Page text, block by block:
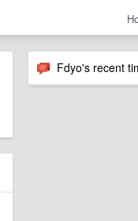
Fdyo's recent